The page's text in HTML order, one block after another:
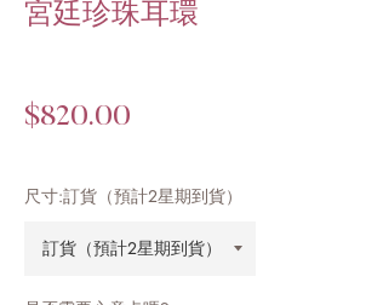
宮廷珍珠耳環
Regular
price
$820.00
尺寸:訂貨（預計2星期到貨）